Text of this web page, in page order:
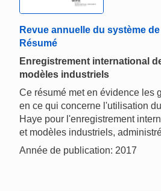
Revue annuelle du système
Résumé
Enregistrement international
modèles industriels
Ce résumé met en évidence les
en ce qui concerne l'utilisation
Haye pour l'enregistrement
et modèles industriels,
Année de publication: 2017